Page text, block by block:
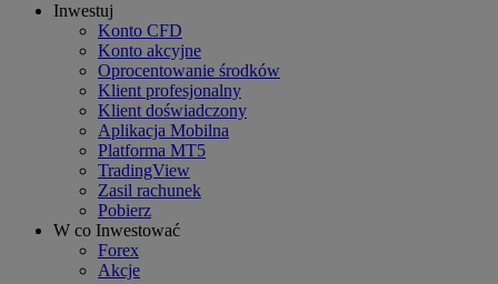
Inwestuj
Konto CFD
Konto akcyjne
Oprocentowanie środków
Klient profesjonalny
Klient doświadczony
Aplikacja Mobilna
Platforma MT5
TradingView
Zasil rachunek
Pobierz
W co Inwestować
Forex
Akcje